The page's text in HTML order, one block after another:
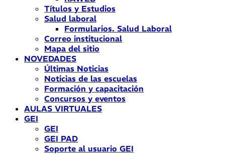
Títulos y Estudios
Salud laboral
Formularios. Salud Laboral
Correo institucional
Mapa del sitio
NOVEDADES
Últimas Noticias
Noticias de las escuelas
Formación y capacitación
Concursos y eventos
AULAS VIRTUALES
GEI
GEI
GEI PAD
Soporte al usuario GEI